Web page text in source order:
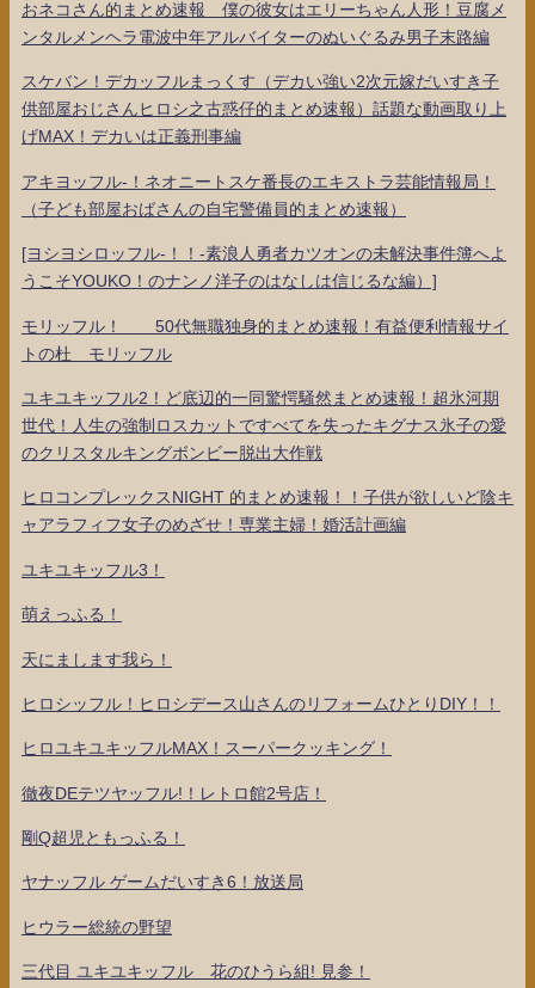
おネコさん的まとめ速報 僕の彼女はエリーちゃん人形！豆腐メ
ンタルメンヘラ電波中年アルバイターのぬいぐるみ男子末路編
スケバン！デカッフルまっくす（デカい強い2次元嫁だいすき子
供部屋おじさんヒロシ之古惑仔的まとめ速報）話題な動画取り上
げMAX！デカいは正義刑事編
アキヨッフル-！ネオニートスケ番長のエキストラ芸能情報局！
（子ども部屋おばさんの自宅警備員的まとめ速報）
[ヨシヨシロッフル-！！-素浪人勇者カツオンの未解決事件簿へよ
うこそYOUKO！のナンノ洋子のはなしは信じるな編）]
モリッフル！ 50代無職独身的まとめ速報！有益便利情報サイ
トの杜 モリッフル
ユキユキッフル2！ど底辺的一同驚愕騒然まとめ速報！超氷河期
世代！人生の強制ロスカットですべてを失ったキグナス氷子の愛
のクリスタルキングボンビー脱出大作戦
ヒロコンプレックスNIGHT 的まとめ速報！！子供が欲しいど陰キ
ャアラフィフ女子のめざせ！専業主婦！婚活計画編
ユキユキッフル3！
萌えっふる！
天にまします我ら！
ヒロシッフル！ヒロシデース山さんのリフォームひとりDIY！！
ヒロユキユキッフルMAX！スーパークッキング！
徹夜DEテツヤッフル!！レトロ館2号店！
剛Q超児ともっふる！
ヤナッフル ゲームだいすき6！放送局
ヒウラー総統の野望
三代目 ユキユキッフル 花のひうら組! 見参！